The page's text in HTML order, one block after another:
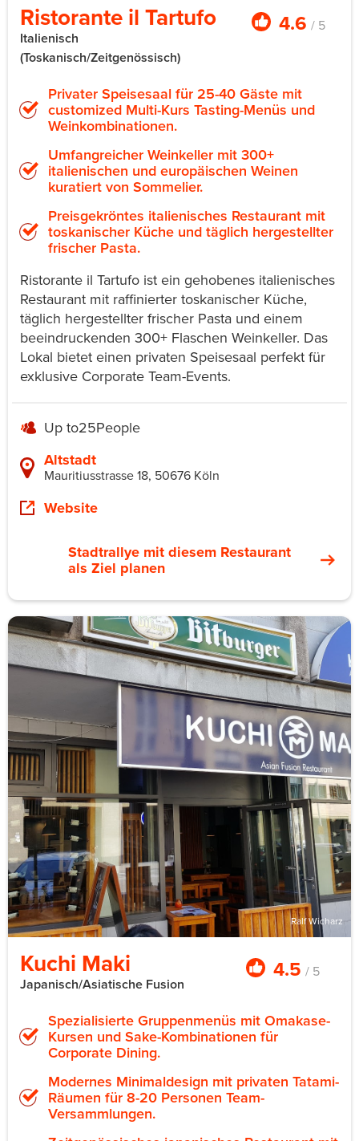
Ristorante il Tartufo
Italienisch
(Toskanisch/Zeitgenössisch)
4.6 / 5
Privater Speisesaal für 25-40 Gäste mit
customized Multi-Kurs Tasting-Menüs und
Weinkombinationen.
Umfangreicher Weinkeller mit 300+
italienischen und europäischen Weinen
kuratiert von Sommelier.
Preisgekröntes italienisches Restaurant mit
toskanischer Küche und täglich hergestellter
frischer Pasta.
Ristorante il Tartufo ist ein gehobenes italienisches
Restaurant mit raffinierter toskanischer Küche,
täglich hergestellter frischer Pasta und einem
beeindruckenden 300+ Flaschen Weinkeller. Das
Lokal bietet einen privaten Speisesaal perfekt für
exklusive Corporate Team-Events.
Up to25People
Altstadt
Mauritiusstrasse 18, 50676 Köln
Website
Stadtrallye mit diesem Restaurant
als Ziel planen
Ralf Wicharz
Kuchi Maki
Japanisch/Asiatische Fusion
4.5 / 5
Spezialisierte Gruppenmenüs mit Omakase-
Kursen und Sake-Kombinationen für
Corporate Dining.
Modernes Minimaldesign mit privaten Tatami-
Räumen für 8-20 Personen Team-
Versammlungen.